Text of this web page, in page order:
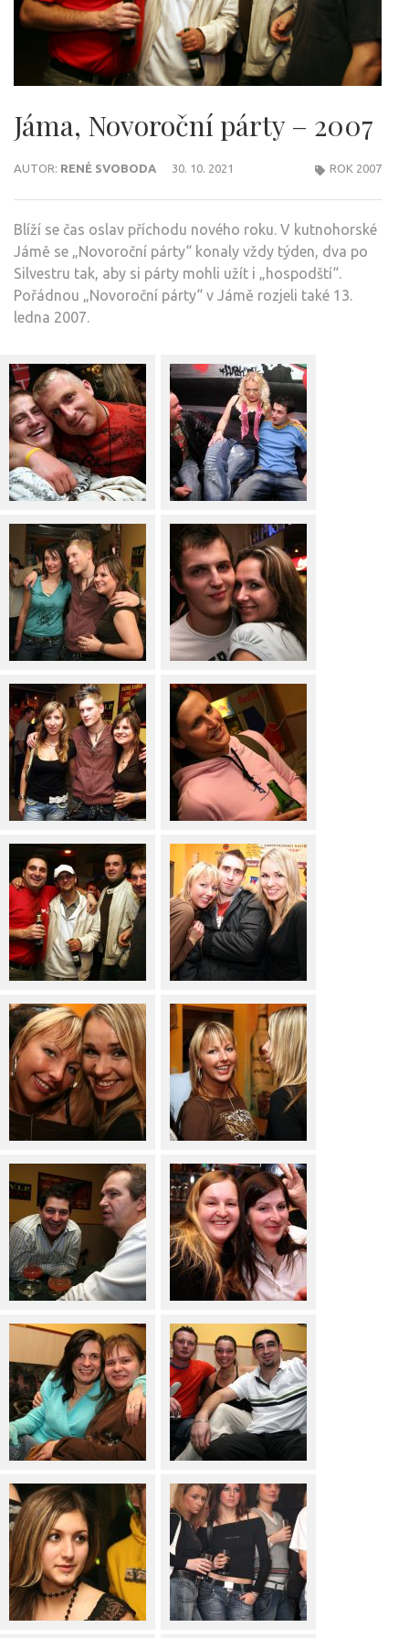
Jáma, Novoroční párty – 2007
AUTOR: RENÉ SVOBODA 30. 10. 2021 ROK 2007
Blíží se čas oslav příchodu nového roku. V kutnohorské
Jámě se „Novoroční párty“ konaly vždy týden, dva po
Silvestru tak, aby si párty mohli užít i „hospodští“.
Pořádnou „Novoroční párty“ v Jámě rozjeli také 13.
ledna 2007.